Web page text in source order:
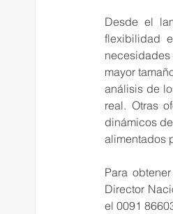
Desde el
flexibilidad
necesidades
mayor
análisis de
real. Otras
dinámicos
alimentados
Para
Director
el 0091